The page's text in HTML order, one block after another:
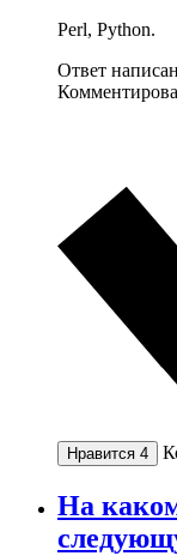
Perl, Python.
Ответ написан
Нравится 4
На